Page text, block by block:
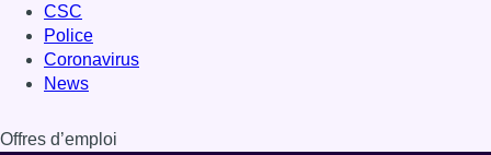
CSC
Police
Coronavirus
News
Offres d’emploi